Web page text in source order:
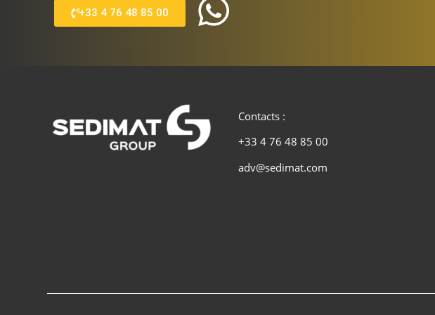
+33 4 76 48 85 00
Contacts :
+33 4 76 48 85 00
adv@sedimat.com